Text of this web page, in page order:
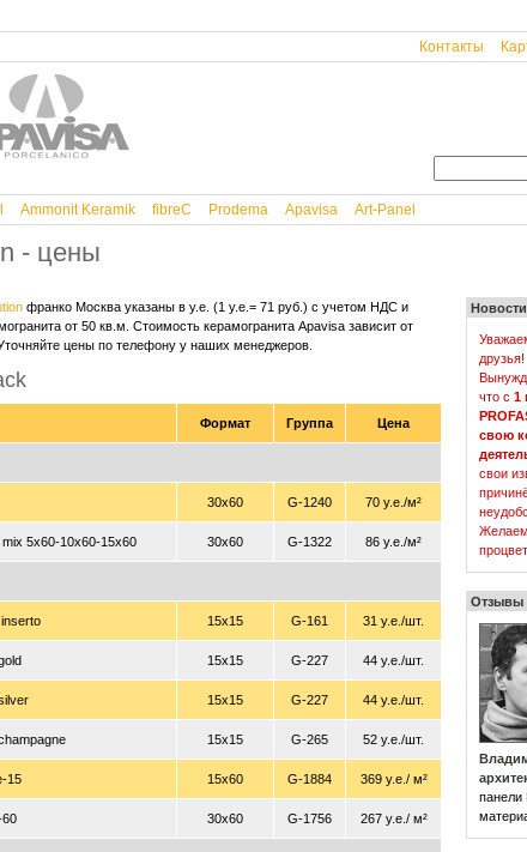
Контакты
Ammonit Keramik fibreC Prodema Apavisa Art-Panel
- цены
франко Москва указаны в у.е. (1 у.е.= 71 руб.) с учетом НДС и
от 50 кв.м. Стоимость керамогранита Apavisa зависит от
цены по телефону у наших менеджеров.
Формат Группа Цена
30x60 G-1240 70 у.е./м²
5x60-10x60-15x60 30x60 G-1322 86 у.е./м²
15x15 G-161 31 у.е./шт.
15x15 G-227 44 у.е./шт.
15x15 G-227 44 у.е./шт.
15x15 G-265 52 у.е./шт.
15 15x60 G-1884 369 у.е./ м²
60 30x60 G-1756 267 у.е./ м²
Новости
друзья!
что с 1
свою
свои
Отзывы
панели